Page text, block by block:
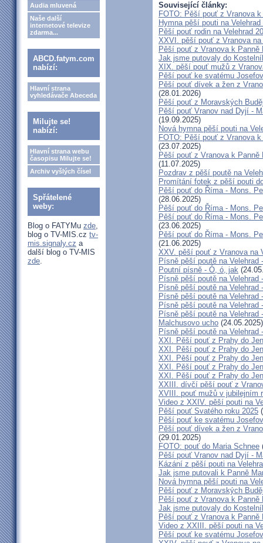
Audia mluvená
Naše další
internetové televize
zdarma...
ABCD.fatym.com
nabízí:
Hlavní strana
vyhledávače Abeceda
Milujte se!
nabízí:
Hlavní strana webu
časopisu Milujte se!
Archiv vyšlých čísel
Spřátelené
weby:
Blog o FATYMu zde,
blog o TV-MIS.cz tv-
mis.signaly.cz a
další blog o TV-MIS
zde.
Související články:
FOTO: Pěší pouť z Vranova
Hymna pěší pouti na
Pěší pouť rodin na Velehrad
XXVI. pěší pouť z Vranova
Pěší pouť z Vranova k Panně
Jak jsme putovaly do
XIX. pěší pouť mužů z
Pěší pouť ke svatému
Pěší pouť dívek a žen z
(28.01.2026)
Pěší pouť z Moravských
Pěší pouť Vranov nad Dyjí -
(19.09.2025)
Nová hymna pěší pouti na
FOTO: Pěší pouť z Vranova
(23.07.2025)
Pěší pouť z Vranova k
(11.07.2025)
Pozdrav z pěší poutě na
Promítání fotek z pěší pouti
Pěší pouť do Říma - Mons.
(28.06.2025)
Pěší pouť do Říma - Mons.
Pěší pouť do Říma - Mons.
(23.06.2025)
Pěší pouť do Říma - Mons.
(21.06.2025)
XXV. pěší pouť z Vranova na
Písně pěší poutě na Velehrad
Poutní písně - Ó, ó, jak
Písně pěší poutě na
Písně pěší poutě na Velehrad
Písně pěší poutě na Velehrad
Písně pěší poutě na
Písně pěší poutě na
Malchusovo ucho (24.05.2025)
Písně pěší poutě na Velehrad
XXI. Pěší pouť z Prahy do
XXI. Pěší pouť z Prahy do
XXI. Pěší pouť z Prahy do
XXI. Pěší pouť z Prahy do
XXI. Pěší pouť z Prahy do
XXIII. dívčí pěší pouť z
XVIII. pouť mužů v jubilejním
Video z XXIV. pěší pouti na
Pěší pouť Svatého roku 2025
Pěší pouť ke svatému
Pěší pouť dívek a žen z
(29.01.2025)
FOTO: pouť do Maria Schnee
Pěší pouť Vranov nad Dyjí -
Kázání z pěší pouti na
Jak jsme putovali k Panně
Nová hymna pěší pouti na
Pěší pouť z Moravských
Pěší pouť z Vranova k Panně
Jak jsme putovaly do
Pěší pouť z Vranova k Panně
Video z XXIII. pěší pouti na
Pěší pouť ke svatému